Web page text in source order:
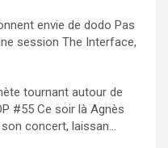
envie de dodo Pas
session The Interface,
tournant autour de
#55 Ce soir là Agnès
concert, laissan...